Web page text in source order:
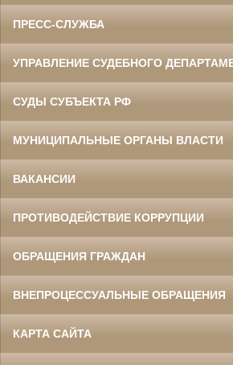
ПРЕСС-СЛУЖБА
УПРАВЛЕНИЕ СУДЕБНОГО
СУДЫ СУБЪЕКТА РФ
МУНИЦИПАЛЬНЫЕ ОРГАНЫ ВЛАСТИ
ВАКАНСИИ
ПРОТИВОДЕЙСТВИЕ КОРРУПЦИИ
ОБРАЩЕНИЯ ГРАЖДАН
ВНЕПРОЦЕССУАЛЬНЫЕ ОБРАЩЕНИЯ
КАРТА САЙТА